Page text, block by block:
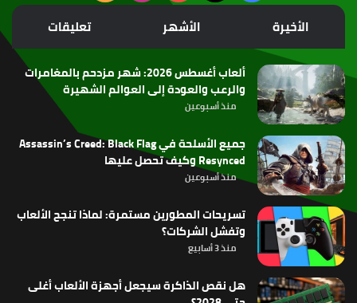
الموقع
RSS
الأخيرة الأشهر تعليقات
ألعاب أغسطس 2026: شهر مزدحم بالمغامرات
والرعب والعودة إلى العوالم الشهيرة
منذ أسبوعين
جميع الأسلحة في Assassin’s Creed: Black Flag
Resynced وكيف تحصل عليها
منذ أسبوعين
تسريحات المطورين مستمرة: لماذا تنجح الألعاب
وتفشل الشركات؟
منذ 3 أسابيع
هل نقص الذاكرة سيجعل أجهزة الألعاب أغلى